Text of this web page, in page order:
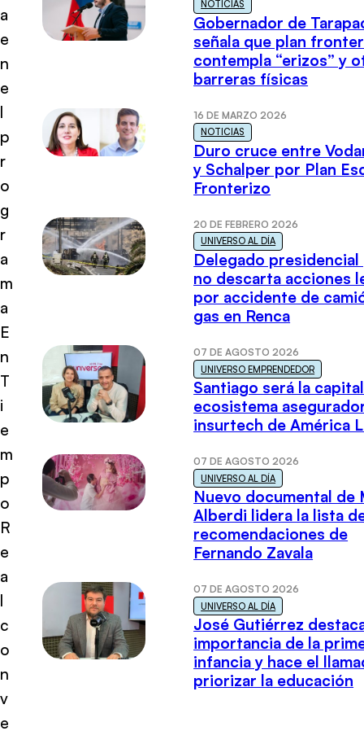
a
e
n
e
l
p
r
o
g
r
a
m
a
E
n
T
i
e
m
p
o
R
e
a
l
c
o
n
v
e
NOTICIAS
Gobernador de
señala que plan
contempla “erizos” y
barreras físicas
16 DE MARZO 2026
NOTICIAS
Duro cruce entre
y Schalper por Plan
Fronterizo
20 DE FEBRERO 2026
UNIVERSO AL DÍA
Delegado presidencial
no descarta acciones
por accidente de
gas en Renca
07 DE AGOSTO 2026
UNIVERSO EMPRENDEDOR
Santiago será la
ecosistema
insurtech de América
07 DE AGOSTO 2026
UNIVERSO AL DÍA
Nuevo documental de
Alberdi lidera la lista
recomendaciones de
Fernando Zavala
07 DE AGOSTO 2026
UNIVERSO AL DÍA
José Gutiérrez
importancia de la
infancia y hace el
priorizar la educación